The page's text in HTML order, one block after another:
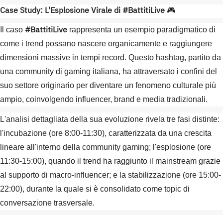
Case Study: L'Esplosione Virale di #BattitiLive 🎮
Il caso #BattitiLive rappresenta un esempio paradigmatico di
come i trend possano nascere organicamente e raggiungere
dimensioni massive in tempi record. Questo hashtag, partito da
una community di gaming italiana, ha attraversato i confini del
suo settore originario per diventare un fenomeno culturale più
ampio, coinvolgendo influencer, brand e media tradizionali.
L'analisi dettagliata della sua evoluzione rivela tre fasi distinte:
l'incubazione (ore 8:00-11:30), caratterizzata da una crescita
lineare all'interno della community gaming; l'esplosione (ore
11:30-15:00), quando il trend ha raggiunto il mainstream grazie
al supporto di macro-influencer; e la stabilizzazione (ore 15:00-
22:00), durante la quale si è consolidato come topic di
conversazione trasversale.